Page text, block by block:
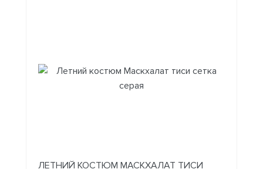
ЛЕТНИЙ КОСТЮМ МАСКХАЛАТ ТИСИ